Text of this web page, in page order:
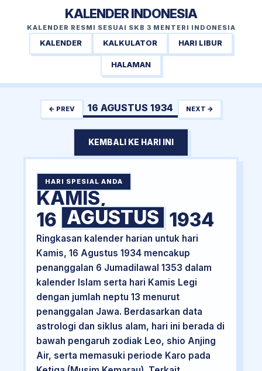
KALENDER INDONESIA
KALENDER RESMI SESUAI SKB 3 MENTERI INDONESIA
KALENDER KALKULATOR HARI LIBUR
HALAMAN
← PREV 16 AGUSTUS 1934 NEXT →
KEMBALI KE HARI INI
HARI SPESIAL ANDA
KAMIS,
16 AGUSTUS 1934
Ringkasan kalender harian untuk hari
Kamis, 16 Agustus 1934 mencakup
penanggalan 6 Jumadilawal 1353 dalam
kalender Islam serta hari Kamis Legi
dengan jumlah neptu 13 menurut
penanggalan Jawa. Berdasarkan data
astrologi dan siklus alam, hari ini berada di
bawah pengaruh zodiak Leo, shio Anjing
Air, serta memasuki periode Karo pada